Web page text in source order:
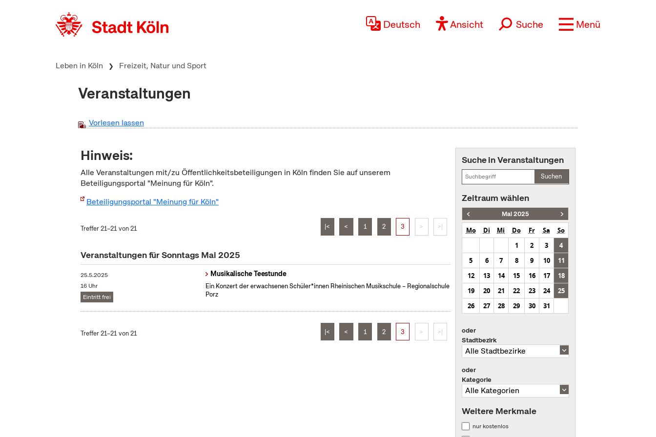
Deutsch Ansicht Suche Menü
Leben in Köln Freizeit, Natur und Sport
Veranstaltungen
Vorlesen lassen
Hinweis:
Alle Veranstaltungen mit/zu Öffentlichkeitsbeteiligungen in Köln finden Sie auf unserem
Beteiligungsportal "Meinung für Köln".
Beteiligungsportal "Meinung für Köln"
Treffer 21–21 von 21 |< < 1 2 3 > >|
Veranstaltungen für Sonntags Mai 2025
25.5.2025
16 Uhr
Eintritt frei
Musikalische Teestunde
Ein Konzert der erwachsenen Schüler*innen Rheinischen Musikschule – Regionalschule
Porz
Treffer 21–21 von 21 |< < 1 2 3 > >|
Suche in Veranstaltungen
Suchen
Zeitraum wählen
Mai 2025
Mo Di Mi Do Fr Sa
So
1
2 3
4
5
6 7 8 9 10
11
12
13 14 15 16 17
18
19
20 21 22 23 24
25
26
27 28 29 30 31
oder
Stadtbezirk
oder
Kategorie
Weitere Merkmale
nur kostenlos